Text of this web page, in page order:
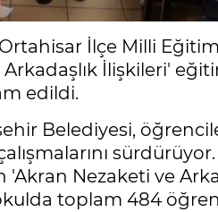
İlçe Milli
İlişkileri'
edildi.
Belediyesi,
Nezaketi ve
toplam 484